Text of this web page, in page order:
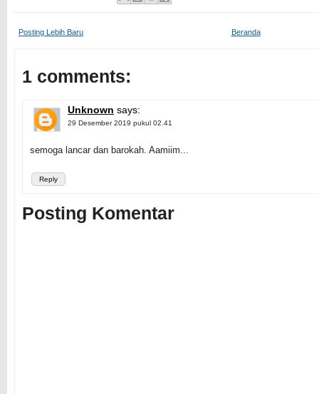
Posting Lebih Baru Beranda
1 comments:
Unknown says:
29 Desember 2019 pukul 02.41
Reply
semoga lancar dan barokah. Aamiim...
Posting Komentar